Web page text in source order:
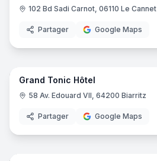
102 Bd Sadi Carnot, 06110 Le Cannet
Partager Google Maps
Grand Tonic Hôtel
58 Av. Edouard VII, 64200 Biarritz
Partager Google Maps